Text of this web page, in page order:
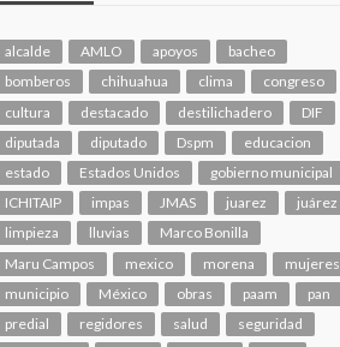
alcalde AMLO apoyos
bacheo
bomberos
chihuahua clima
congreso
cultura
destacado destilichadero
DIF
diputada
diputado Dspm
educacion
estado
Estados Unidos
gobierno municipal
ICHITAIP
impas JMAS juarez
juárez
limpieza
lluvias
Marco Bonilla
Maru Campos
mexico morena
mujeres
municipio
México obras paam
pan
predial
regidores salud
seguridad